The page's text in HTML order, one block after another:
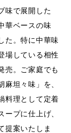
味で展開した
華ベースの味
た。特に中華味
場している相性
売。ご家庭でも
坦々味」を、
料理として定着
ープに仕上げ、
提案いたしま